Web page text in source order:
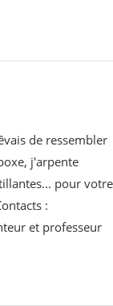
de ressembler
j'arpente
pour votre
:
et professeur